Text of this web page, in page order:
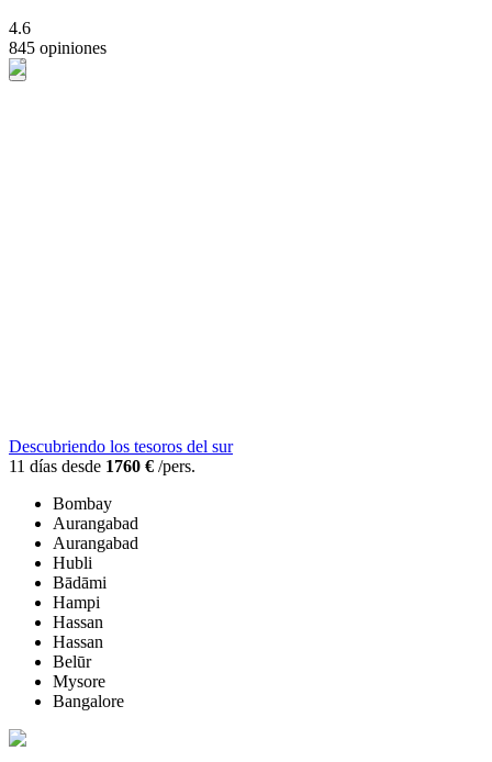
4.6
845 opiniones
Descubriendo los tesoros del sur
11 días desde 1760 € /pers.
Bombay
Aurangabad
Aurangabad
Hubli
Bādāmi
Hampi
Hassan
Hassan
Belūr
Mysore
Bangalore